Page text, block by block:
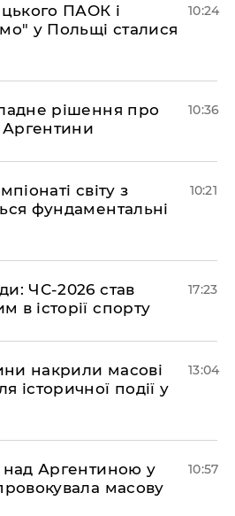
ПАОК і
у Польщі сталися
10:24
рішення про
Аргентини
10:36
світу з
фундаментальні
10:21
ЧС-2026 став
в історії спорту
17:23
накрили масові
історичної події у
13:04
над Аргентиною у
масову
10:57